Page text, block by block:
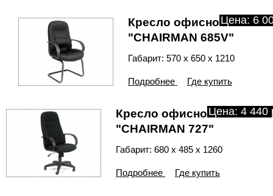
Цена: 6
Кресло офисное
"CHAIRMAN 685V"
Габарит: 570 х 650 х 1210
Подробнее Где купить
Цена: 4 440
Кресло офисное
"CHAIRMAN 727"
Габарит: 680 х 485 х 1260
Подробнее Где купить